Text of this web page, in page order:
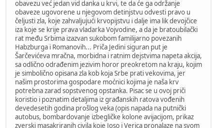
obavezu već jedan vid danka u krvi, te da će ga održanje
obaveze ugovorene u njegovom detinjstvu odvesti pravo u
čeljusti zla, koje zahvaljujući krvopijstvu i dalje ima lik devojčice
iza koje se krije prava vladarka Vojvodine, a da je bratoubilački
rat među Srbima izazvan sukobom familijarno povezanih
Habzburga i Romanovih... Priča Jedini siguran put je
Šarčevićeva mračna, morbidna i ratnim dejstvima napeta akcija,
sa odlično odrađenim jezivim horor preokretom na kraju, kojim
je simbolično opisana zla kob koja Srbe prati vekovima, jer
našim prostorima gospodare moćnici kojima je naša krv
potrebna zarad sopstvenog opstanka. Pisac se u ovoj priči
koristio i poznatim detaljima iz građanskih ratova vođenih
devedesetih godina prošlog veka (opis napada na putnički
autobus, bombardovanje izbegličke kolone avijacijom, prikaz
zverski masakriranih civila koje Joso i Verica pronalaze na svom